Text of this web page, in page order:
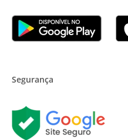
Segurança